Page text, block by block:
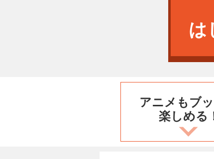
は
アニメもブ
楽しめる